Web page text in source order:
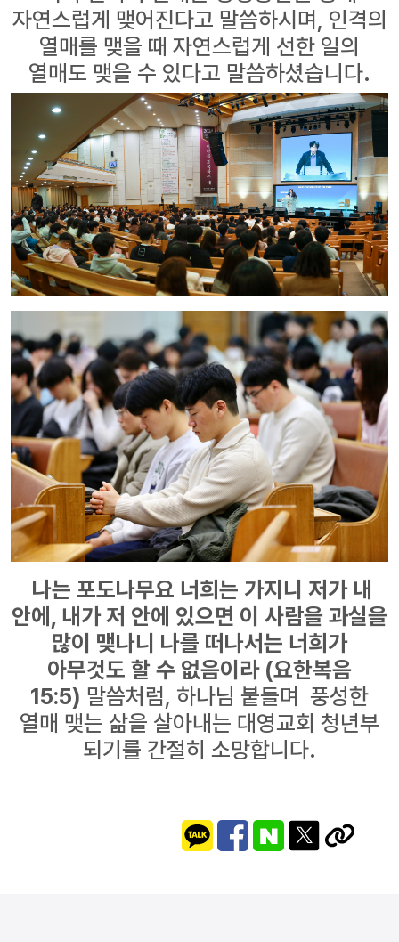
자연스럽게 맺어진다고 말씀하시며, 인격의
열매를 맺을 때 자연스럽게 선한 일의
열매도 맺을 수 있다고 말씀하셨습니다.
나는 포도나무요 너희는 가지니 저가 내
안에, 내가 저 안에 있으면 이 사람을 과실을
많이 맺나니 나를 떠나서는 너희가
아무것도 할 수 없음이라 (요한복음
15:5) 말씀처럼, 하나님 붙들며 풍성한
열매 맺는 삶을 살아내는 대영교회 청년부
되기를 간절히 소망합니다.